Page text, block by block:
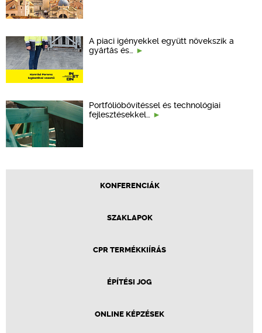
A piaci igényekkel együtt növekszik a
gyártás és…
Portfólióbővítéssel és technológiai
fejlesztésekkel…
KONFERENCIÁK
SZAKLAPOK
CPR TERMÉKKIÍRÁS
ÉPÍTÉSI JOG
ONLINE KÉPZÉSEK